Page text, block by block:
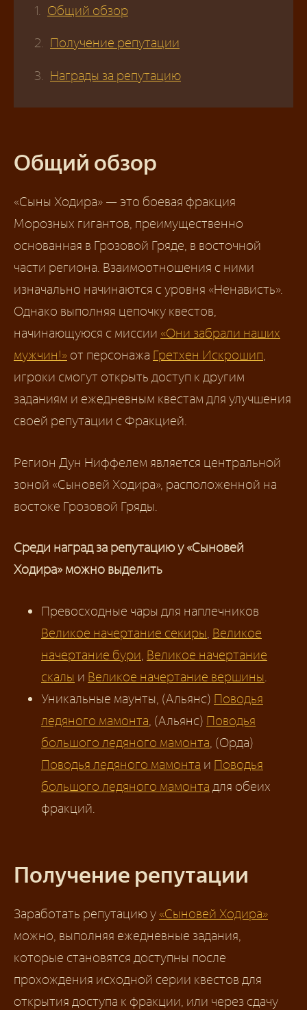
Общий обзор
Получение репутации
Награды за репутацию
Общий обзор
«Сыны Ходира» — это боевая фракция
Морозных гигантов, преимущественно
основанная в Грозовой Гряде, в восточной
части региона. Взаимоотношения с ними
изначально начинаются с уровня «Ненависть».
Однако выполняя цепочку квестов,
начинающуюся с миссии «Они забрали наших
мужчин!» от персонажа Гретхен Искрошип,
игроки смогут открыть доступ к другим
заданиям и ежедневным квестам для улучшения
своей репутации с Фракцией.
Регион Дун Ниффелем является центральной
зоной «Сыновей Ходира», расположенной на
востоке Грозовой Гряды.
Среди наград за репутацию у «Сыновей
Ходира» можно выделить
Превосходные чары для наплечников
Великое начертание секиры, Великое
начертание бури, Великое начертание
скалы и Великое начертание вершины.
Уникальные маунты, (Альянс) Поводья
ледяного мамонта, (Альянс) Поводья
большого ледяного мамонта, (Oрда)
Поводья ледяного мамонта и Поводья
большого ледяного мамонта для обеих
фракций.
Получение репутации
Заработать репутацию у «Сыновей Ходира»
можно, выполняя ежедневные задания,
которые становятся доступны после
прохождения исходной серии квестов для
открытия доступа к фракции, или через сдачу